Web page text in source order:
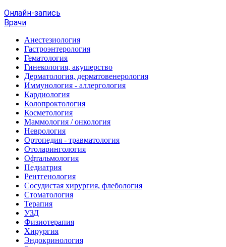
Онлайн-запись
Врачи
Анестезиология
Гастроэнтерология
Гематология
Гинекология, акушерство
Дерматология, дерматовенерология
Иммунология - аллергология
Кардиология
Колопроктология
Косметология
Маммология / онкология
Неврология
Ортопедия - травматология
Отоларингология
Офтальмология
Педиатрия
Рентгенология
Сосудистая хирургия, флебология
Стоматология
Терапия
УЗД
Физиотерапия
Хирургия
Эндокринология